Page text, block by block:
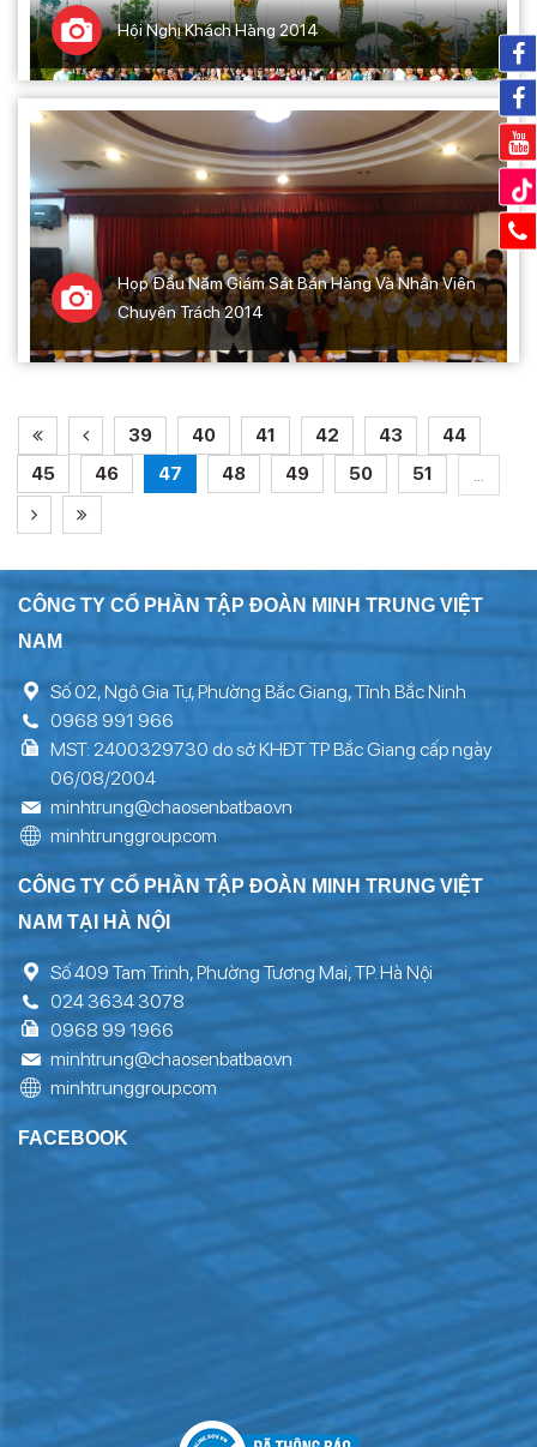
Hội Nghị Khách Hàng 2014
Họp Đầu Năm Giám Sát Bán Hàng Và Nhân Viên
Chuyên Trách 2014
39 40 41 42 43
44
45
46 47 48 49 50 51
CÔNG TY CỔ PHẦN TẬP ĐOÀN MINH TRUNG VIỆT
NAM
Số 02, Ngô Gia Tự, Phường Bắc Giang, Tỉnh Bắc Ninh
0968 991 966
MST: 2400329730 do sở KHĐT TP Bắc Giang cấp ngày
06/08/2004
minhtrung@chaosenbatbao.vn
minhtrunggroup.com
CÔNG TY CỔ PHẦN TẬP ĐOÀN MINH TRUNG VIỆT
NAM TẠI HÀ NỘI
Số 409 Tam Trinh, Phường Tương Mai, TP. Hà Nội
024 3634 3078
0968 99 1966
minhtrung@chaosenbatbao.vn
minhtrunggroup.com
FACEBOOK